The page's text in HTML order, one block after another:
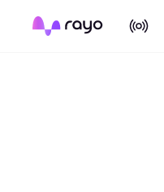
On Air